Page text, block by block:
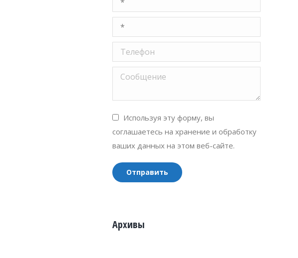
Ваша почта *
Телефон
Сообщение
Используя эту форму, вы
соглашаетесь на хранение и обработку
ваших данных на этом веб-сайте.
Отправить
Архивы